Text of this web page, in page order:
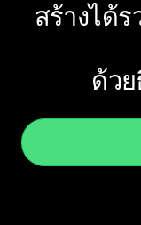
สร้างได้
ด้ว